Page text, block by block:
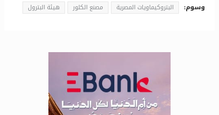
وسوم: البتروكيماويات المصرية مصنع الكلور هيئة البترول